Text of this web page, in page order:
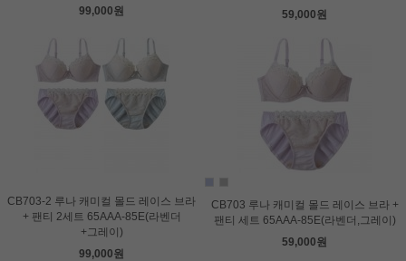
99,000원
59,000원
CB703-2 루나 캐미컬 몰드 레이스 브라
+ 팬티 2세트 65AAA-85E(라벤더
+그레이)
99,000원
CB703 루나 캐미컬 몰드 레이스 브라 +
팬티 세트 65AAA-85E(라벤더,그레이)
59,000원